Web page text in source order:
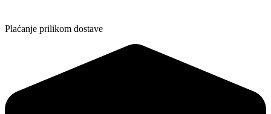
Plaćanje prilikom dostave